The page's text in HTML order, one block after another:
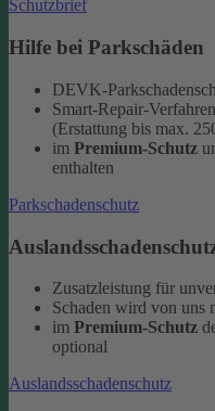
Schutzbrief
Hilfe bei Parkschäden
DEVK-
Smart-Repair-
(Erstattung bis max.
im Premium-Schutz
enthalten
Parkschadenschutz
Zusatzleistung für
Schaden wird von uns
im Premium-Schutz
optional
Auslandsschadenschutz